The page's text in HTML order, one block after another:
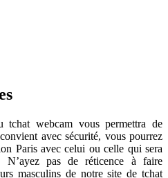
tchat webcam vous permettra de
avec sécurité, vous pourrez
Paris avec celui ou celle qui sera
pas de réticence à faire
masculins de notre site de tchat